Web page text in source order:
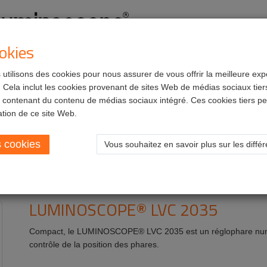
Services Carrières
LVC 2035
LUMINOSCOPE® LVC 2035
Compact, le LUMINOSCOPE® LVC 2035 est un réglophare
contrôle de la position des phares.
utilisons des cookies pour nous assurer de vous offrir la meilleure
Cela inclut les cookies provenant de sites Web de médias sociaux
contenant du contenu de médias sociaux intégré. Ces cookies tiers
de ce site Web.
cookies Vous souhaitez en savoir plus sur les